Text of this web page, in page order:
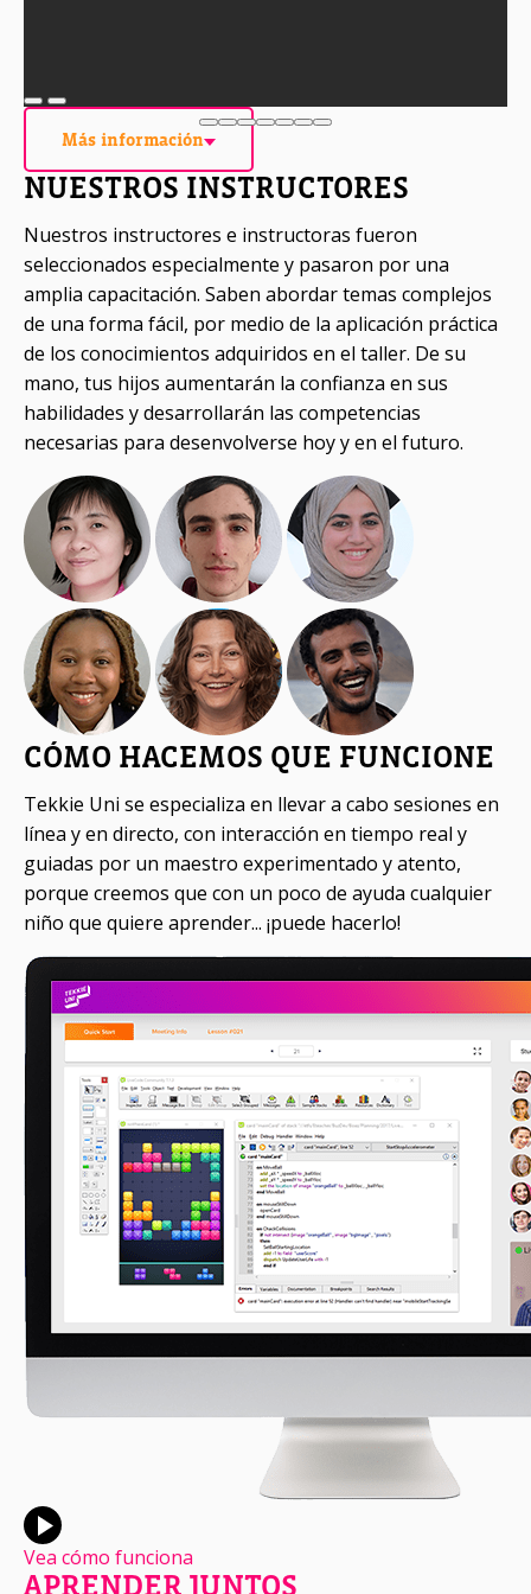
Más información
NUESTROS INSTRUCTORES
Nuestros instructores e instructoras fueron
seleccionados especialmente y pasaron por una
amplia capacitación. Saben abordar temas complejos
de una forma fácil, por medio de la aplicación práctica
de los conocimientos adquiridos en el taller. De su
mano, tus hijos aumentarán la confianza en sus
habilidades y desarrollarán las competencias
necesarias para desenvolverse hoy y en el futuro.
CÓMO HACEMOS QUE FUNCIONE
Tekkie Uni se especializa en llevar a cabo sesiones en
línea y en directo, con interacción en tiempo real y
guiadas por un maestro experimentado y atento,
porque creemos que con un poco de ayuda cualquier
niño que quiere aprender... ¡puede hacerlo!
Vea cómo funciona
APRENDER JUNTOS